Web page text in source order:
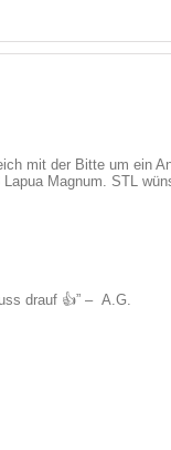
mit der Bitte um ein
Magnum. STL
drauf 👍” – A.G.